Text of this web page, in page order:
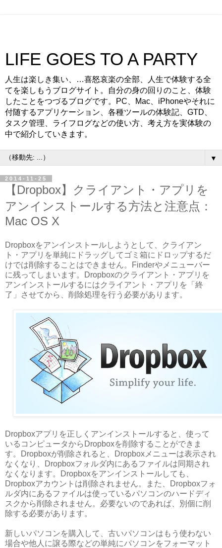
LIFE GOES TO A PARTY
人生は楽しき集い、…喜怒哀楽の全部、人生で体験する全
てを楽しもうブログサイト。自分の身の回りのこと、体験
したことをつづるブログです。PC、Mac、iPhoneやそれに
付随するアプリケーション、各種ツールの体験記、GTD、
タスク管理、ライフログなどの使い方、考え方を実体験の
中で紹介していきます。
▼
2014-11-25
【Dropbox】クライアント・アプリを
アンインストールする方法と注意点：
Mac OS X
Dropboxをアンインストールしようとして、クライアン
ト・アプリを単純にドラッグしてゴミ箱にドロップするだ
けでは削除することはできません。Finderやメニューバー
に残ってしまいます。Dropboxのクライアント・アプリを
アンインストールするにはクライアント・アプリを「終
了」させてから、削除処理を行う必要があります。
Dropboxアプリを正しくアンインストールすると、使って
いるコンピュータからDropboxを削除することができま
す。Dropboxが削除されると、Dropboxメニューは表示され
なくなり、Dropboxフォルダ内にあるファイルは同期され
なくなります。Dropboxをアンインストールしても、
Dropboxアカウントは削除されません。また、Dropboxフォ
ルダ内にあるファイルは使っているパソコンのハードディ
スクから削除されません。必要ないのであれば、別個に削
除する必要があります。
新しいパソコンを購入して、古いパソコンはもう使わない
場合や他人に譲る際などの単純にパソコンをフォーマット